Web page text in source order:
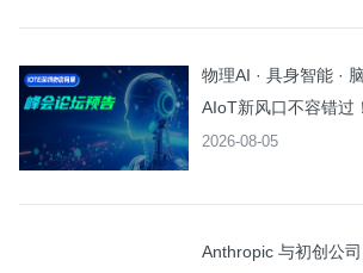
物理AI · 具身智能 ·
AIoT新风口不容错过！
2026-08-05
Anthropic 与初创公